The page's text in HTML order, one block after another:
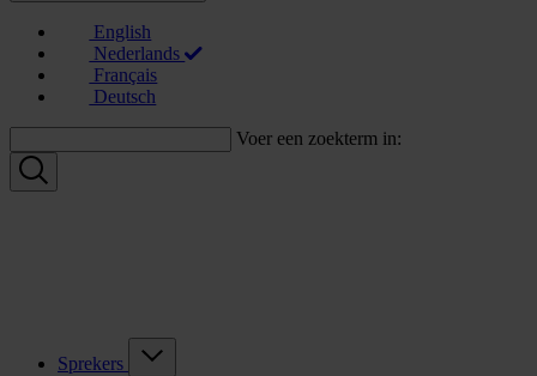
English
Nederlands
Français
Deutsch
Voer een zoekterm in:
Sprekers